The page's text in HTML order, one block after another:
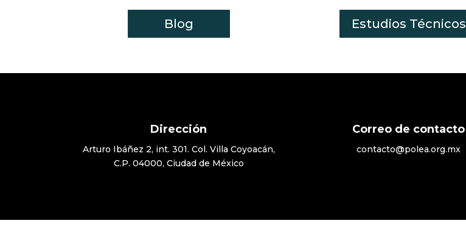
Blog Estudios Técnicos
Dirección
Arturo Ibáñez 2, int. 301. Col. Villa Coyoacán,
C.P. 04000, Ciudad de México
Correo de contacto
contacto@polea.org.mx